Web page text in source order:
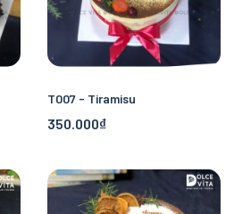
T007 - Tiramisu
350.000₫